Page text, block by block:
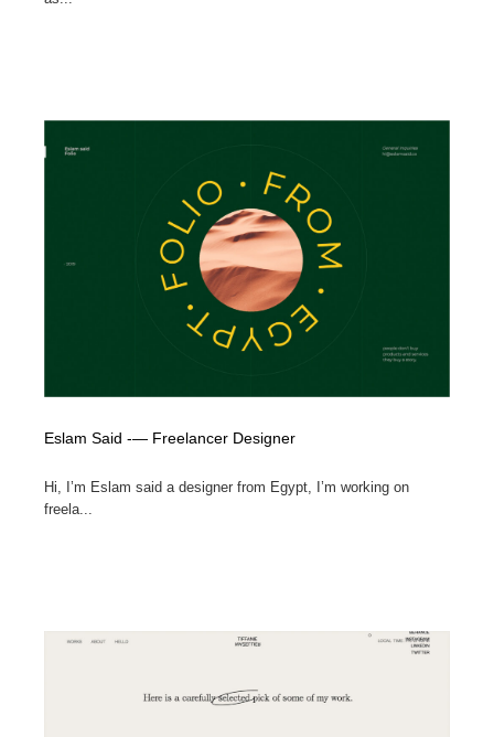
Eslam Said -— Freelancer Designer
Hi, I’m Eslam said a designer from Egypt, I’m working on
freela...